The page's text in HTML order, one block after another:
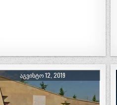
ᲐᲒᲕᲘᲡᲢᲝ 12, 2019